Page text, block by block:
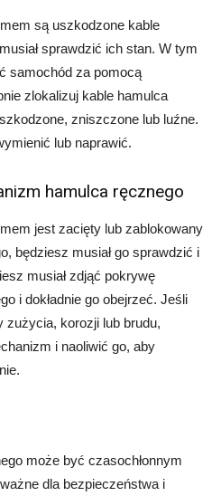
są uszkodzone kable
sprawdzić ich stan. W tym
samochód za pomocą
zlokalizuj kable hamulca
zniszczone lub luźne.
lub naprawić.
hamulca ręcznego
jest zacięty lub zablokowany
będziesz musiał go sprawdzić i
musiał zdjąć pokrywę
i dokładnie go obejrzeć. Jeśli
korozji lub brudu,
i naoliwić go, aby
może być czasochłonnym
dla bezpieczeństwa i